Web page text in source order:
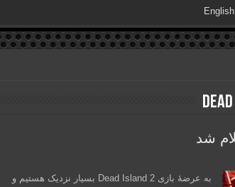
English
به عرضۀ بازی Dead Island 2 بسیار نزدیک هستیم و